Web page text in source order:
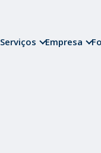
Serviços Empresa